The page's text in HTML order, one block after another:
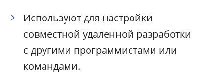
Используют для настройки
совместной удаленной разработки
с другими программистами или
командами.